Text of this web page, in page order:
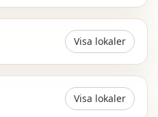
Visa lokaler
Visa lokaler